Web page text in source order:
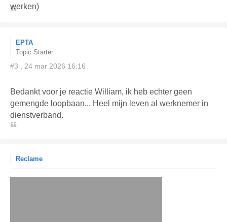
werken)
EPTA
Topic Starter
#3 , 24 mar 2026 16:16
Bedankt voor je reactie William, ik heb echter geen
gemengde loopbaan... Heel mijn leven al werknemer in
dienstverband.
Reclame